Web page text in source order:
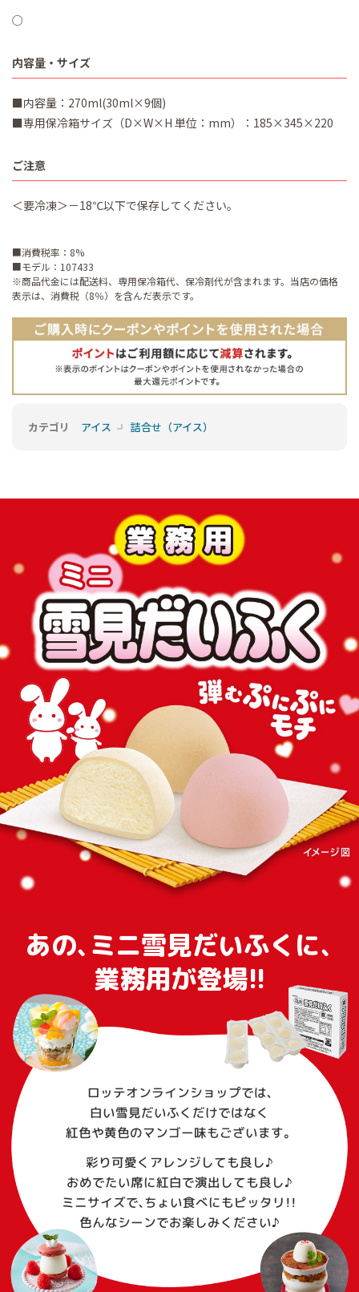
○
内容量・サイズ
■内容量：270ml(30ml×9個)
■専用保冷箱サイズ（D×W×H 単位：mm）：185×345×220
ご注意
＜要冷凍＞－18℃以下で保存してください。
■消費税率：8%
■モデル：107433
※商品代金には配送料、専用保冷箱代、保冷剤代が含まれます。当店の価格
表示は、消費税（8％）を含んだ表示です。
カテゴリ アイス 詰合せ（アイス）
あの、ミニ雪見だいふくに、
業務用が登場!!
ロッテオンラインショップでは、
白い雪見だいふくだけではなく
紅色や黄色のマンゴー味もございます。
彩り可愛くアレンジしても良し♪
おめでたい席に紅白で演出しても良し♪
ミニサイズで、ちょい食べにもピッタリ！！
色んなシーンでお楽しみください♪